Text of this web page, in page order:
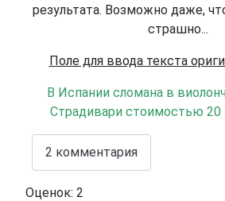
результата. Возможно даже,
страшно...
Поле для ввода текста
В Испании сломана в
Страдивари стоимостью 20
2 комментария
Оценок: 2